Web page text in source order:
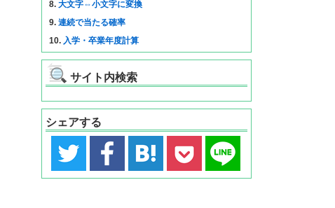
8. 大文字⇔小文字に変換
9. 連続で当たる確率
10. 入学・卒業年度計算
サイト内検索
シェアする